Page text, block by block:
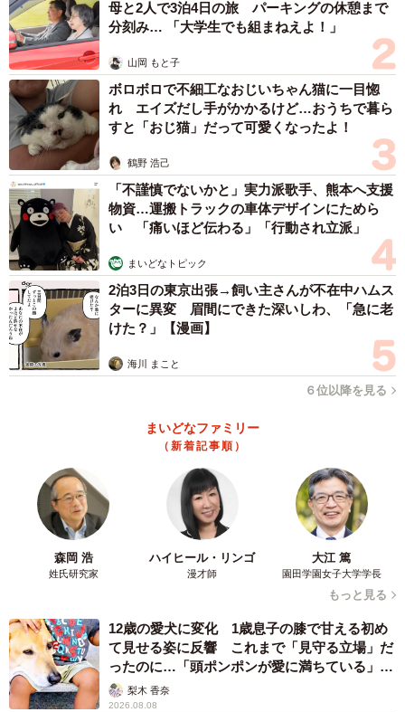
母と2人で3泊4日の旅 パーキングの休憩まで
分刻み… 「大学生でも組まねえよ！」
山岡 もと子
ボロボロで不細工なおじいちゃん猫に一目惚
れ エイズだし手がかかるけど…おうちで暮ら
すと「おじ猫」だって可愛くなったよ！
鶴野 浩己
「不謹慎でないかと」実力派歌手、熊本へ支援
物資…運搬トラックの車体デザインにためら
い 「痛いほど伝わる」「行動され立派」
まいどなトピック
2泊3日の東京出張→飼い主さんが不在中ハムス
ターに異変 眉間にできた深いしわ、「急に老
けた？」【漫画】
海川 まこと
６位以降を見る
まいどなファミリー
（新着記事順）
森岡 浩
姓氏研究家
ハイヒール・リンゴ
漫才師
大江 篤
園田学園女子大学学長
もっと見る
12歳の愛犬に変化 1歳息子の膝で甘える初め
て見せる姿に反響 これまで「見守る立場」だ
ったのに…「頭ポンポンが愛に満ちている」
「尊…」
梨木 香奈
2026.08.08